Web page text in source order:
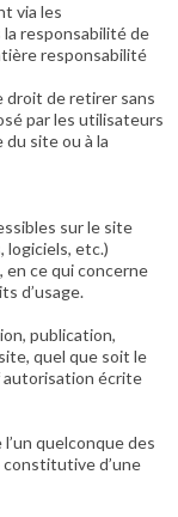
via les
responsabilité de
responsabilité
droit de retirer sans
par les utilisateurs
site ou à la
sur le site
logiciels, etc.)
ce qui concerne
d’usage.
publication,
quel que soit le
autorisation écrite
quelconque des
d’une